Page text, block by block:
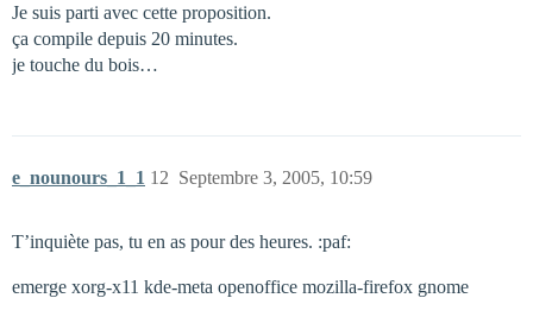
Je suis parti avec cette proposition.
ça compile depuis 20 minutes.
je touche du bois…
e_nounours_1_1 Septembre 3, 2005, 10:59
12
T’inquiète pas, tu en as pour des heures. :paf:
emerge xorg-x11 kde-meta openoffice mozilla-firefox gnome